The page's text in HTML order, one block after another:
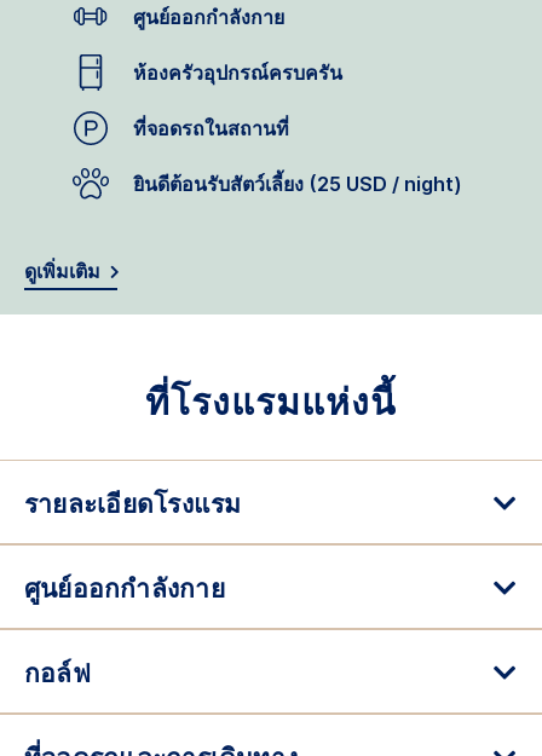
ศูนย์ออกกำลังกาย
ห้องครัวอุปกรณ์ครบครัน
ที่จอดรถในสถานที่
ยินดีต้อนรับสัตว์เลี้ยง (25 USD / night)
ดูเพิ่มเติม
ที่โรงแรมแห่งนี้
รายละเอียดโรงแรม
ศูนย์ออกกำลังกาย
กอล์ฟ